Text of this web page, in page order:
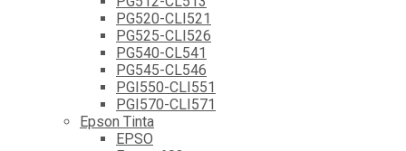
PG520-CLI521
PG525-CLI526
PG540-CL541
PG545-CL546
PGI550-CLI551
PGI570-CLI571
Epson Tinta
EPSO